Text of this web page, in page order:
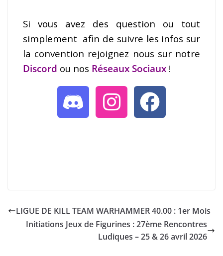
Si vous avez des question ou tout
simplement afin de suivre les infos sur
la convention rejoignez nous sur notre
Discord ou nos Réseaux Sociaux !
LIGUE DE KILL TEAM WARHAMMER 40.00 : 1er Mois
Initiations Jeux de Figurines : 27ème Rencontres
Ludiques – 25 & 26 avril 2026